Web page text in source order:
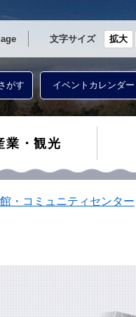
文字サイズ 拡大
がす イベントカレンダー
業・観光
・コミュニティセンター